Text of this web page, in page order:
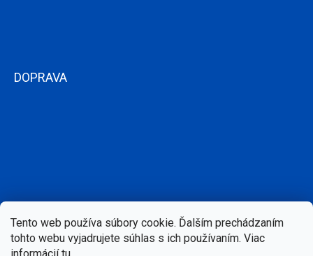
Tento web používa súbory cookie. Ďalším prechádzaním
tohto webu vyjadrujete súhlas s ich používaním. Viac
DOPRAVA